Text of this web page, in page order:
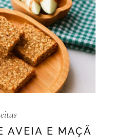
AVEIA E MAÇÃ